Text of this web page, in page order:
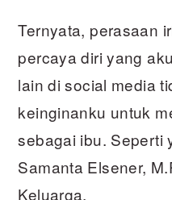
Ternyata, perasaan
percaya diri yang
lain di social media
keinginanku untuk
sebagai ibu. Seperti
Samanta Elsener,
Keluarga,